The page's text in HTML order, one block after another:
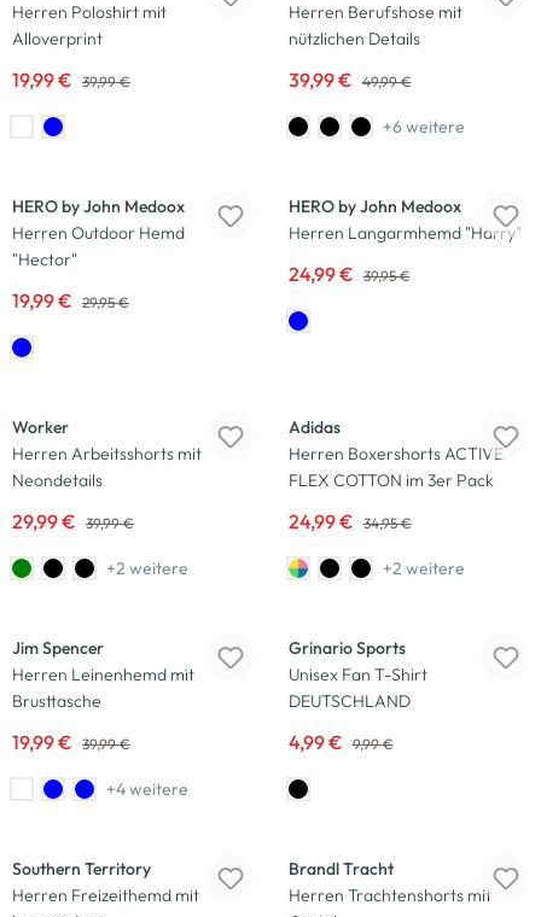
Herren Poloshirt mit
Alloverprint
19,99 € 39,99 €
Herren Berufshose mit
nützlichen Details
39,99 € 49,99 €
+6 weitere
HERO by John Medoox
Herren Outdoor Hemd
"Hector"
19,99 € 29,95 €
HERO by John Medoox
Herren Langarmhemd "Harry"
24,99 € 39,95 €
Worker
Herren Arbeitsshorts mit
Neondetails
29,99 € 39,99 €
+2 weitere
Adidas
Herren Boxershorts ACTIVE
FLEX COTTON im 3er Pack
24,99 € 34,95 €
+2 weitere
Jim Spencer
Herren Leinenhemd mit
Brusttasche
19,99 € 39,99 €
+4 weitere
Grinario Sports
Unisex Fan T-Shirt
DEUTSCHLAND
4,99 € 9,99 €
Southern Territory
Herren Freizeithemd mit
Brandl Tracht
Herren Trachtenshorts mit